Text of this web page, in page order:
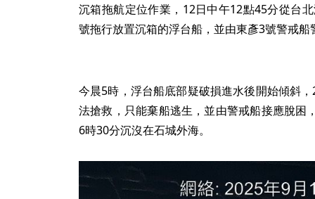
沉箱拖航定位作業，12日中午12點45分從台
號拖行放置沉箱的浮台船，並由東彥3號警戒船
今晨5時，浮台船底部疑破損進水後開始傾斜
法搶救，只能棄船逃生，並由警戒船接應脫困
6時30分沉沒在石城外海。